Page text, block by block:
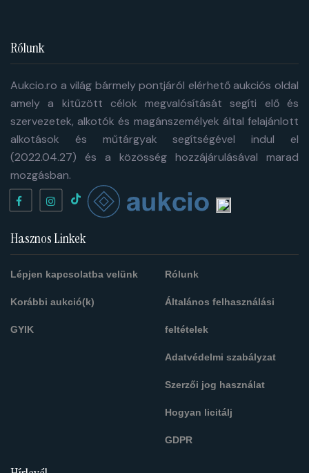
Rólunk
Aukcio.ro a világ bármely pontjáról elérhető aukciós oldal
amely a kitűzött célok megvalósítását segíti elő és
szervezetek, alkotók és magánszemélyek által felajánlott
alkotások és műtárgyak segítségével indul el
(2022.04.27) és a közösség hozzájárulásával marad
mozgásban.
Hasznos Linkek
Lépjen kapcsolatba velünk
Korábbi aukció(k)
GYIK
Rólunk
Általános felhasználási
feltételek
Adatvédelmi szabályzat
Szerzői jog használat
Hogyan licitálj
GDPR